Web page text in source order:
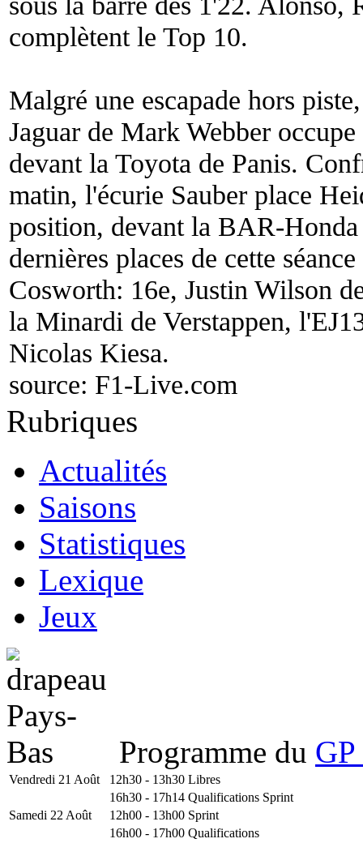
complètent le Top 10.
Malgré une escapade hors
Jaguar de Mark Webber
devant la Toyota de Panis.
matin, l'écurie Sauber place
position, devant la BAR-
dernières places de cette
Cosworth: 16e, Justin Wilson
la Minardi de Verstappen,
Nicolas Kiesa.
source: F1-Live.com
Rubriques
Actualités
Saisons
Statistiques
Lexique
Jeux
Programme du
Vendredi 21 Août 12h30 - 13h30 Libres
16h30 - 17h14 Qualifications Sprint
Samedi 22 Août
12h00 - 13h00 Sprint
16h00 - 17h00 Qualifications